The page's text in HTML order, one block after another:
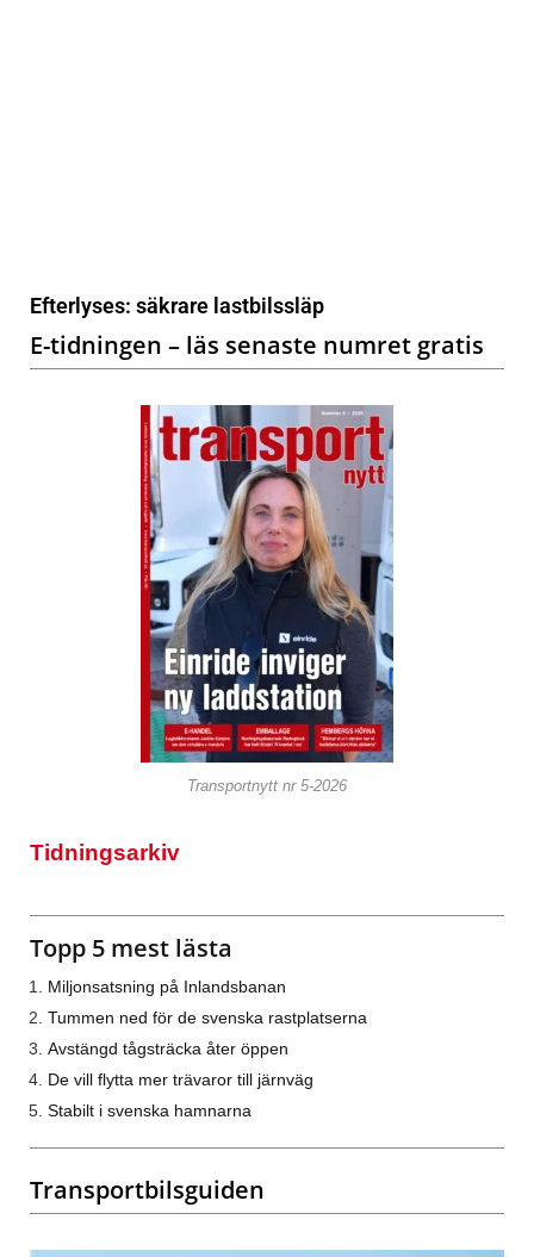
Efterlyses: säkrare lastbilssläp
E-tidningen – läs senaste numret gratis
Transportnytt nr 5-2026
Tidningsarkiv
Topp 5 mest lästa
Miljonsatsning på Inlandsbanan
Tummen ned för de svenska rastplatserna
Avstängd tågsträcka åter öppen
De vill flytta mer trävaror till järnväg
Stabilt i svenska hamnarna
Transportbilsguiden